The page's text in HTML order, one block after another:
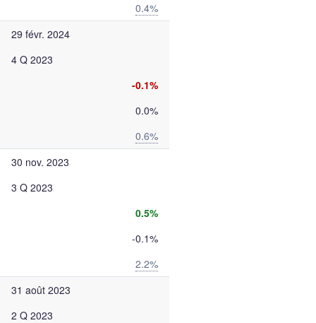
0.4%
29 févr. 2024
4 Q 2023
-0.1%
0.0%
0.6%
30 nov. 2023
3 Q 2023
0.5%
-0.1%
2.2%
31 août 2023
2 Q 2023